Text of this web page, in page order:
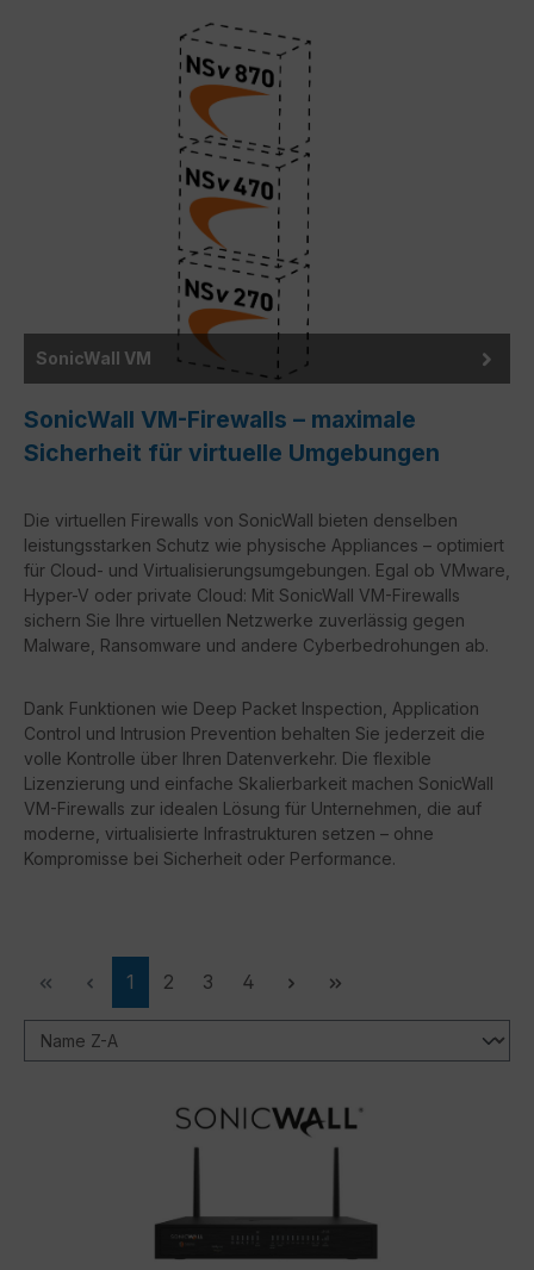
SonicWall VM
SonicWall VM-Firewalls – maximale
Sicherheit für virtuelle Umgebungen
Die virtuellen Firewalls von SonicWall bieten denselben
leistungsstarken Schutz wie physische Appliances – optimiert
für Cloud- und Virtualisierungsumgebungen. Egal ob VMware,
Hyper-V oder private Cloud: Mit SonicWall VM-Firewalls
sichern Sie Ihre virtuellen Netzwerke zuverlässig gegen
Malware, Ransomware und andere Cyberbedrohungen ab.
Dank Funktionen wie Deep Packet Inspection Application
Control und Intrusion Prevention behalten Sie jederzeit die
volle Kontrolle über Ihren Datenverkehr. Die flexible
Lizenzierung und einfache Skalierbarkeit machen SonicWall
VM-Firewalls zur idealen Lösung für Unternehmen, die auf
moderne, virtualisierte Infrastrukturen setzen – ohne
Kompromisse bei Sicherheit oder Performance.
Seite
1 Seite
2 Seite
3 Seite
4